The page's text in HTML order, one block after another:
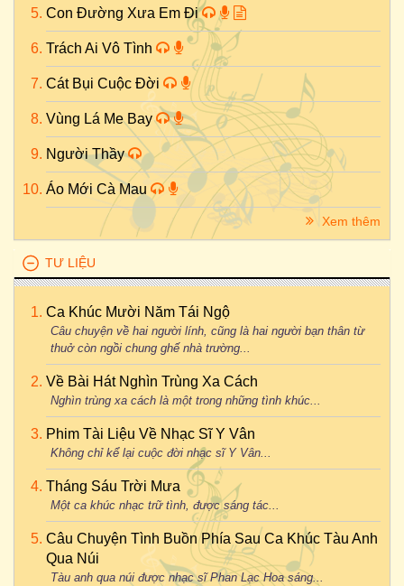
Con Đường Xưa Em Đi
Trách Ai Vô Tình
Cát Bụi Cuộc Đời
Vùng Lá Me Bay
Người Thầy
Áo Mới Cà Mau
Xem thêm
TƯ LIỆU
Ca Khúc Mười Năm Tái Ngộ
Câu chuyện về hai người lính, cũng là hai người bạn thân từ
thuở còn ngồi chung ghế nhà trường...
Về Bài Hát Nghìn Trùng Xa Cách
Nghìn trùng xa cách là một trong những tình khúc...
Phim Tài Liệu Về Nhạc Sĩ Y Vân
Không chỉ kể lại cuộc đời nhạc sĩ Y Vân...
Tháng Sáu Trời Mưa
Một ca khúc nhạc trữ tình, được sáng tác...
Câu Chuyện Tình Buồn Phía Sau Ca Khúc Tàu Anh
Qua Núi
Tàu anh qua núi được nhạc sĩ Phan Lạc Hoa sáng...